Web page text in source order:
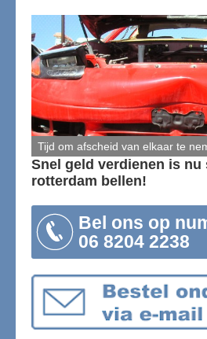
Tijd om afscheid van elkaar te
Snel geld verdienen is nu
rotterdam bellen!
Bel ons op
06 8204 2238